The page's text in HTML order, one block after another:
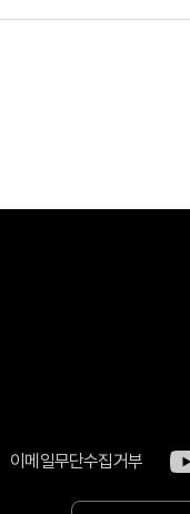
이메일무단수집거부